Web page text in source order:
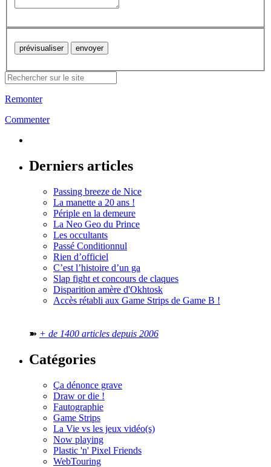
Remonter
Commenter
Derniers articles
Passing breeze de Nice
La manette a 20 ans !
Périple en la demeure
La Neo Geo du Prince
Les occultants
Passé Conditionnul
Rien d’officiel
C’est l’histoire d’un ga
Slap fight et concours de claques
Disparition amère d'Okhtosk
Accès rétabli aux Game Strips de Game B !
➽ + de 1400 articles depuis 2006
Catégories
Ça dénonce grave
Draw or die !
Fautographie
Game Strips
La Vie vs les jeux vidéo(s)
Now playing
Plastic 'n' Pixel Friends
WebTouring